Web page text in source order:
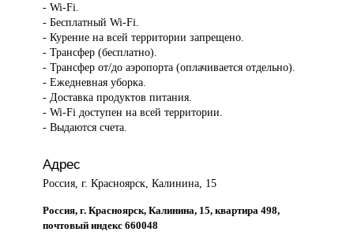
- Wi-Fi.
- Бесплатный Wi-Fi.
- Курение на всей территории запрещено.
- Трансфер (бесплатно).
- Трансфер от/до аэропорта (оплачивается отдельно).
- Ежедневная уборка.
- Доставка продуктов питания.
- Wi-Fi доступен на всей территории.
- Выдаются счета.
Адрес
Россия, г. Красноярск, Калинина, 15
Россия, г. Красноярск, Калинина, 15, квартира 498,
почтовый индекс 660048